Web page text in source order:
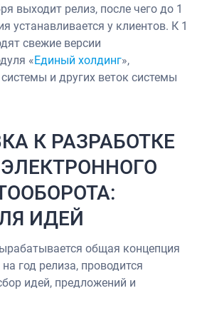
выходит релиз, после чего до 1
устанавливается у клиентов. К 1
свежие версии
«Единый холдинг»,
системы и других веток системы
К РАЗРАБОТКЕ
ИДЕЙ
общая концепция
год релиза, проводится
идей, предложений и